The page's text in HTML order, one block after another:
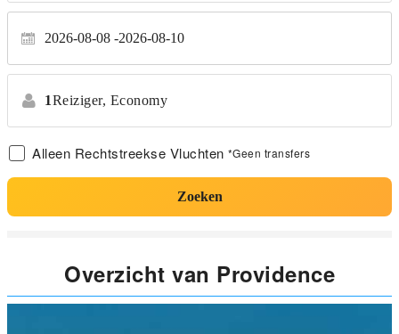
2026-08-08 2026-08-10
1Reiziger, Economy
Alleen Rechtstreekse Vluchten *Geen transfers
Zoeken
Overzicht van Providence